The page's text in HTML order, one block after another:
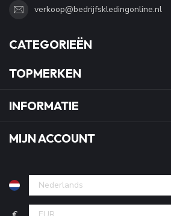
verkoop@bedrijfskledingonline.nl
CATEGORIEËN
TOPMERKEN
INFORMATIE
MIJN ACCOUNT